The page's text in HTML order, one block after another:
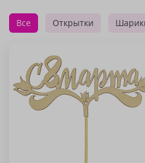
Все Открытки